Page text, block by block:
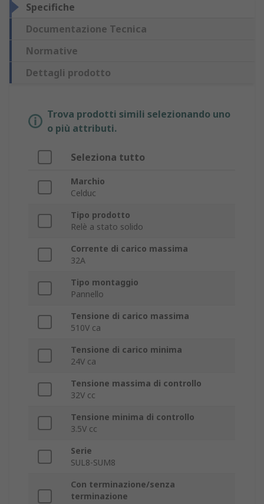
Specifiche
Documentazione Tecnica
Normative
Dettagli prodotto
Trova prodotti simili selezionando uno
o più attributi.
Seleziona tutto
Marchio
Celduc
Tipo prodotto
Relè a stato solido
Corrente di carico massima
32A
Tipo montaggio
Pannello
Tensione di carico massima
510V ca
Tensione di carico minima
24V ca
Tensione massima di controllo
32V cc
Tensione minima di controllo
3.5V cc
Serie
SUL8-SUM8
Con terminazione/senza
terminazione